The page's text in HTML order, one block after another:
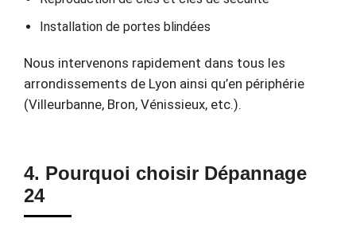
Installation de portes blindées
Nous intervenons rapidement dans tous les
arrondissements de Lyon ainsi qu’en périphérie
(Villeurbanne, Bron, Vénissieux, etc.).
4. Pourquoi choisir Dépannage
24